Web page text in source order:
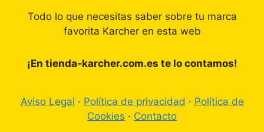
Todo lo que necesitas saber sobre tu marca
favorita Karcher en esta web
¡En tienda-karcher.com.es te lo contamos!
Aviso Legal · Política de privacidad · Política de
Cookies · Contacto